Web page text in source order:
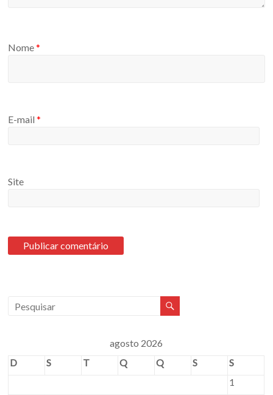
Nome*
E-mail*
Site
agosto 2026
D
S T Q Q S
S
1